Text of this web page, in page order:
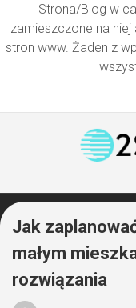
Strona/Blog w
zamieszczone na niej
stron www. Żaden z
Jak
małym
rozwiązania